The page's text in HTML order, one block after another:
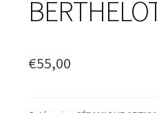
€55,00